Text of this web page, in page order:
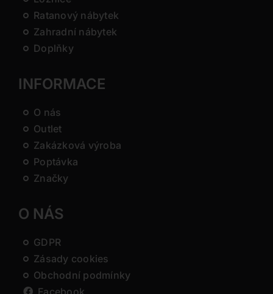
Ratanový nábytek
Zahradní nábytek
Doplňky
INFORMACE
O nás
Outlet
Zakázková výroba
Poptávka
Značky
O NÁS
GDPR
Zásady cookies
Obchodní podmínky